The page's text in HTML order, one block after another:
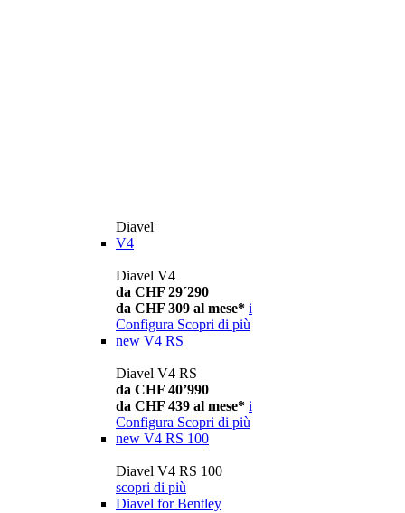
Diavel
V4
Diavel V4
da CHF 29´290
da CHF 309 al mese* i
Configura Scopri di più
new V4 RS
Diavel V4 RS
da CHF 40’990
da CHF 439 al mese* i
Configura Scopri di più
new V4 RS 100
Diavel V4 RS 100
scopri di più
Diavel for Bentley